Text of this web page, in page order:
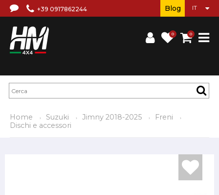
+39 0917862244
0 0
Blog
Home Suzuki Jimny 2018-2025
Freni
Dischi e accessori